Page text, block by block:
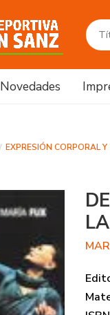
Novedades
EXPRESIÓN CORPORAL